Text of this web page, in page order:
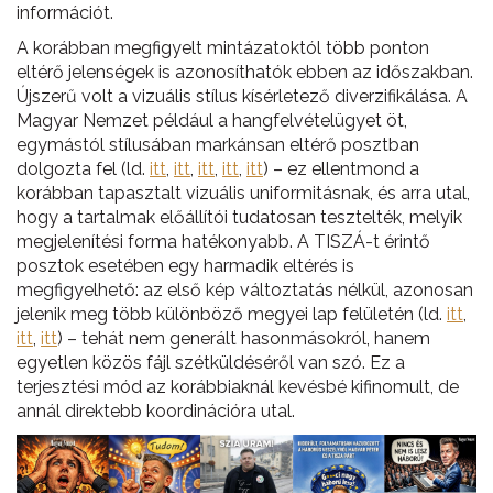
információt.
A korábban megfigyelt mintázatoktól több ponton
eltérő jelenségek is azonosíthatók ebben az időszakban.
Újszerű volt a vizuális stílus kísérletező diverzifikálása. A
Magyar Nemzet például a hangfelvételügyet öt,
egymástól stílusában markánsan eltérő posztban
dolgozta fel (ld. itt, itt, itt, itt, itt) – ez ellentmond a
korábban tapasztalt vizuális uniformitásnak, és arra utal,
hogy a tartalmak előállítói tudatosan tesztelték, melyik
megjelenítési forma hatékonyabb. A TISZÁ-t érintő
posztok esetében egy harmadik eltérés is
megfigyelhető: az első kép változtatás nélkül, azonosan
jelenik meg több különböző megyei lap felületén (ld. itt,
itt, itt) – tehát nem generált hasonmásokról, hanem
egyetlen közös fájl szétküldéséről van szó. Ez a
terjesztési mód az korábbiaknál kevésbé kifinomult, de
annál direktebb koordinációra utal.